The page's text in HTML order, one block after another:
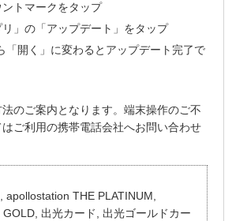
トマークをタップ
」の「アップデート」をタップ
「開く」に変わるとアップデート完了で
のご案内となります。端末操作のご不
ご利用の携帯電話会社へお問い合わせ
apollostation THE PLATINUM,
出光カード, 出光ゴールドカー